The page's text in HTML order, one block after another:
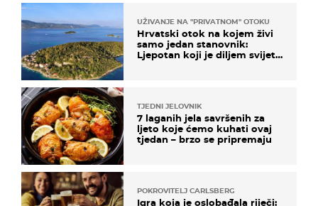
UŽIVANJE NA "PRIVATNOM" OTOKU
Hrvatski otok na kojem živi
samo jedan stanovnik:
Ljepotan koji je diljem svijeta
TJEDNI JELOVNIK
7 laganih jela savršenih za
ljeto koje ćemo kuhati ovaj
tjedan – brzo se pripremaju
POKROVITELJ CARLSBERG
Igra koja je oslobađala riječi: